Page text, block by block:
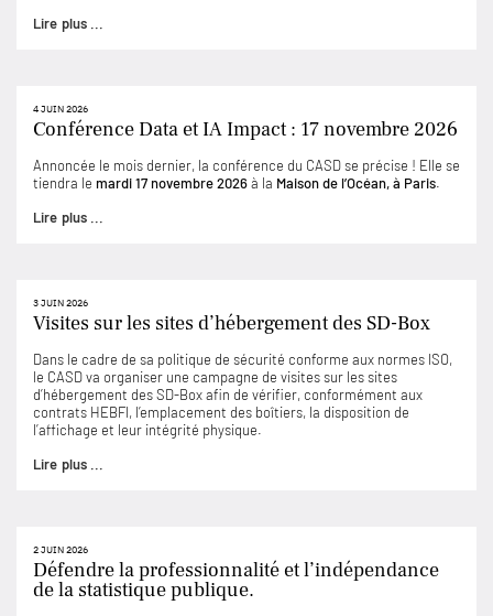
Lire plus ...
4 JUIN 2026
Conférence Data et IA Impact : 17 novembre 2026
Annoncée le mois dernier, la conférence du CASD se précise ! Elle se
tiendra le mardi 17 novembre 2026à la Maison de l’Océan, à Paris.
Lire plus ...
3 JUIN 2026
Visites sur les sites d’hébergement des SD-Box
Dans le cadre de sa politique de sécurité conforme aux normes ISO,
le CASD va organiser une campagne de visites sur les sites
d’hébergement des SD-Box afin de vérifier, conformément aux
contrats HEBFI, l’emplacement des boîtiers, la disposition de
l’affichage et leur intégrité physique.
Lire plus ...
2 JUIN 2026
Défendre la professionnalité et l’indépendance
de la statistique publique.